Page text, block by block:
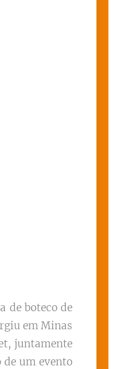
de boteco de
em Minas
juntamente
um evento